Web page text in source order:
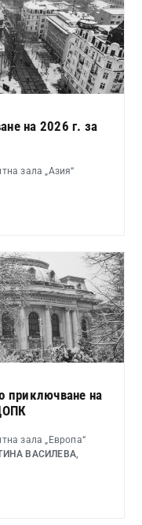
на 2026 г. за
зала „Азия“
приключване на
зала „Европа“
ВАСИЛЕВА,